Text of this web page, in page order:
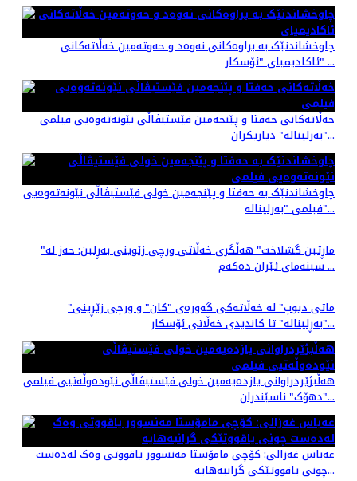
چاوخشاندنێک به براوه‌کانی نه‌وه‌د و حه‌و‌ته‌مین خه‌ڵاته‌کانی
ئاکادیمیای "ئۆسکار" ...
خه‌ڵاته‌کانی حه‌فتا و پێنجه‌مین فێستیڤاڵی نێونه‌ته‌وه‌یی فیلمی
"بەرلیناله" دیاریکران...
چاوخشاندنێک به حه‌فتا و پێنجه‌مین خولی فێستیڤاڵی نێونه‌ته‌وه‌یی
فیلمی "بەرلیناله"...
"ماڕتین گشلاخت" هە‌ڵگری خه‌ڵاتی ورچی زێوینی بەڕلین: حه‌ز له
سینه‌مای ئێران ده‌که‌م ...
"ماتی دیوپ" لە خه‌ڵاته‌کی گه‌وره‌ی "کان" و ورچی زێڕینی
"بەڕلیناله" تا کاندیدی خه‌ڵاتی ئۆسکار...
هه‌ڵبژێردراوانی یازده‌یه‌مین خولی فێستیڤاڵی نێودەوڵەتیی فیلمی
"دهۆک" ناسێندران...
عەباس غەزالی: کۆچی مامۆستا مه‌نسوور یاقووتی وه‌ک له‌ده‌ست
چونی یاقووتێکی گرانبه‌هایه...